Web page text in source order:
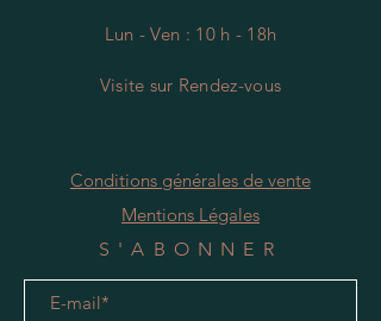
Lun - Ven : 10 h - 18h
Visite sur Rendez-vous
Conditions générales de vente
Mentions Légales
S'ABONNER